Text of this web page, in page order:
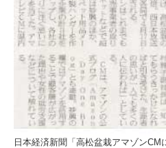
日本経済新聞「高松盆栽アマゾン